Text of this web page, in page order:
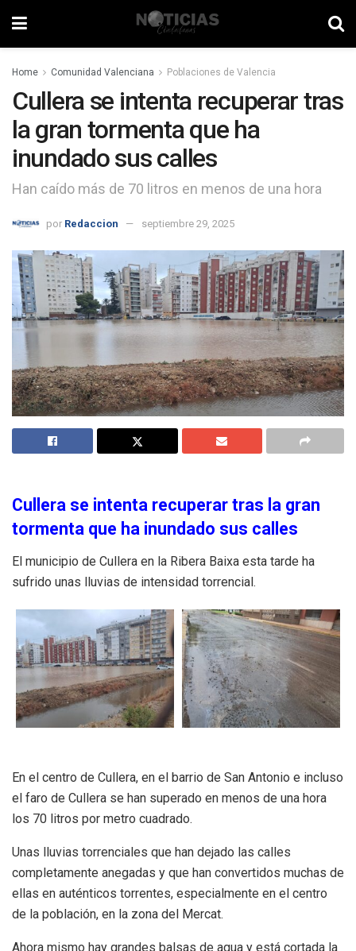
Home Comunidad Valenciana Poblaciones de Valencia
Cullera se intenta recuperar tras
la gran tormenta que ha
inundado sus calles
Han caído más de 70 litros en menos de una hora
por Redaccion septiembre 29, 2025
Cullera se intenta recuperar tras la gran
tormenta que ha inundado sus calles
El municipio de Cullera en la Ribera Baixa esta tarde ha
sufrido unas lluvias de intensidad torrencial.
En el centro de Cullera, en el barrio de San Antonio e incluso
el faro de Cullera se han superado en menos de una hora
los 70 litros por metro cuadrado.
Unas lluvias torrenciales que han dejado las calles
completamente anegadas y que han convertidos muchas de
ellas en auténticos torrentes, especialmente en el centro
de la población, en la zona del Mercat.
Ahora mismo hay grandes balsas de agua y está cortada la